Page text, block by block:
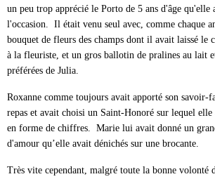
un peu trop apprécié le Porto de 5 ans d'âge qu'elle
l'occasion. Il était venu seul avec, comme chaque
bouquet de fleurs des champs dont il avait laissé le
à la fleuriste, et un gros ballotin de pralines au lait
préférées de Julia.
Roxanne comme toujours avait apporté son savoir-
repas et avait choisi un Saint-Honoré sur lequel elle
en forme de chiffres. Marie lui avait donné un
d'amour qu’elle avait dénichés sur une brocante.
Très vite cependant, malgré toute la bonne volonté